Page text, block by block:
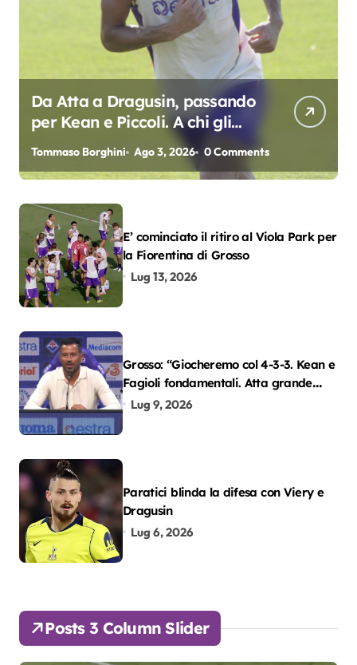
Da Atta a Dragusin, passando
per Kean e Piccoli. A chi gli
oscar del precampionato?
Tommaso Borghini Ago 3, 2026 0 Comments
E’ cominciato il ritiro al Viola Park per
la Fiorentina di Grosso
Lug 13, 2026
Grosso: “Giocheremo col 4-3-3. Kean e
Fagioli fondamentali. Atta grande
colpo”
Lug 9, 2026
Paratici blinda la difesa con Viery e
Dragusin
Lug 6, 2026
Posts 3 Column Slider